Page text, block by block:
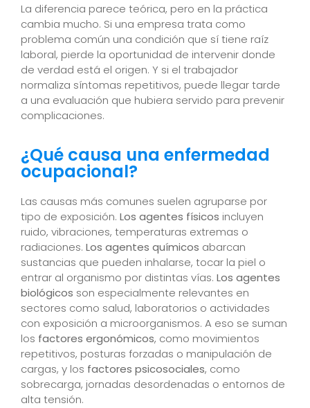
La diferencia parece teórica, pero en la práctica
cambia mucho. Si una empresa trata como
problema común una condición que sí tiene raíz
laboral, pierde la oportunidad de intervenir donde
de verdad está el origen. Y si el trabajador
normaliza síntomas repetitivos, puede llegar tarde
a una evaluación que hubiera servido para prevenir
complicaciones.
¿Qué causa una enfermedad
ocupacional?
Las causas más comunes suelen agruparse por
tipo de exposición. Los agentes físicos incluyen
ruido, vibraciones, temperaturas extremas o
radiaciones. Los agentes químicos abarcan
sustancias que pueden inhalarse, tocar la piel o
entrar al organismo por distintas vías. Los agentes
biológicos son especialmente relevantes en
sectores como salud, laboratorios o actividades
con exposición a microorganismos. A eso se suman
los factores ergonómicos, como movimientos
repetitivos, posturas forzadas o manipulación de
cargas, y los factores psicosociales, como
sobrecarga, jornadas desordenadas o entornos de
alta tensión.